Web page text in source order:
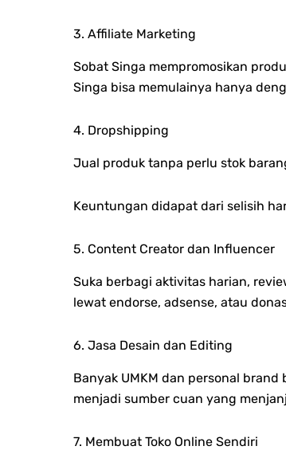
3. Affiliate Marketing
Sobat Singa mempromosikan
Singa bisa memulainya hanya
4. Dropshipping
Jual produk tanpa perlu stok
Keuntungan didapat dari selisih
5. Content Creator dan Influencer
Suka berbagi aktivitas harian,
lewat endorse, adsense, atau
6. Jasa Desain dan Editing
Banyak UMKM dan personal
menjadi sumber cuan yang
7. Membuat Toko Online Sendiri